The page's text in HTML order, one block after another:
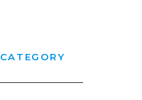
CATEGORY